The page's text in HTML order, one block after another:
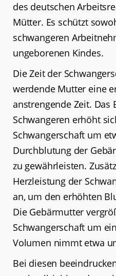
des deutschen
Mütter. Es schützt
schwangeren
ungeborenen Kindes.
Die Zeit der
werdende Mutter eine
anstrengende Zeit. Das
Schwangeren erhöht
Schwangerschaft um
Durchblutung der
zu gewährleisten.
Herzleistung der
an, um den erhöhten
Die Gebärmutter
Schwangerschaft um
Volumen nimmt etwa
Bei diesen